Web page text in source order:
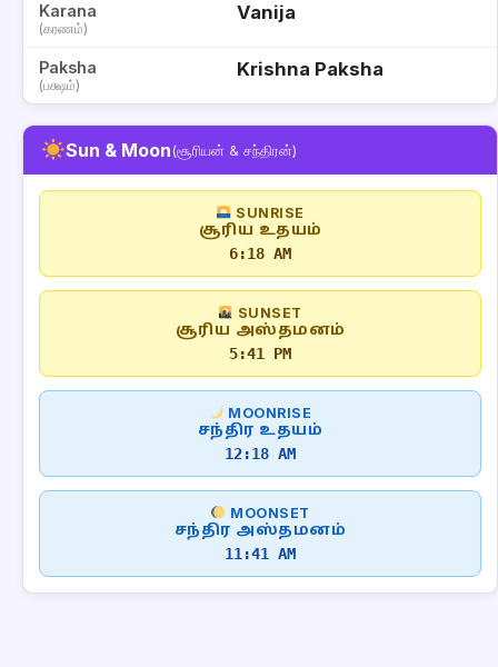
Karana
(கரணம்)
Vanija
Paksha
(பக்ஷம்)
Krishna Paksha
Sun & Moon(சூரியன் & சந்திரன்)
SUNRISE
சூரிய உதயம்
6:18 AM
SUNSET
சூரிய அஸ்தமனம்
5:41 PM
MOONRISE
சந்திர உதயம்
12:18 AM
MOONSET
சந்திர அஸ்தமனம்
11:41 AM